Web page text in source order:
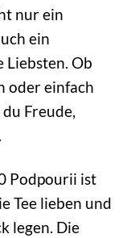
nur ein
ein
Liebsten. Ob
oder einfach
Freude,
Podpourii ist
Tee lieben und
legen. Die